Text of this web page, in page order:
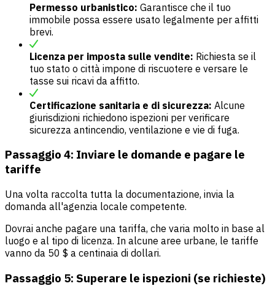
Permesso urbanistico: Garantisce che il tuo
immobile possa essere usato legalmente per affitti
brevi.
Licenza per imposta sulle vendite: Richiesta se il
tuo stato o città impone di riscuotere e versare le
tasse sui ricavi da affitto.
Certificazione sanitaria e di sicurezza: Alcune
giurisdizioni richiedono ispezioni per verificare
sicurezza antincendio, ventilazione e vie di fuga.
Passaggio 4: Inviare le domande e pagare le
tariffe
Una volta raccolta tutta la documentazione, invia la
domanda all'agenzia locale competente.
Dovrai anche pagare una tariffa, che varia molto in base al
luogo e al tipo di licenza. In alcune aree urbane, le tariffe
vanno da 50 $ a centinaia di dollari.
Passaggio 5: Superare le ispezioni (se richieste)